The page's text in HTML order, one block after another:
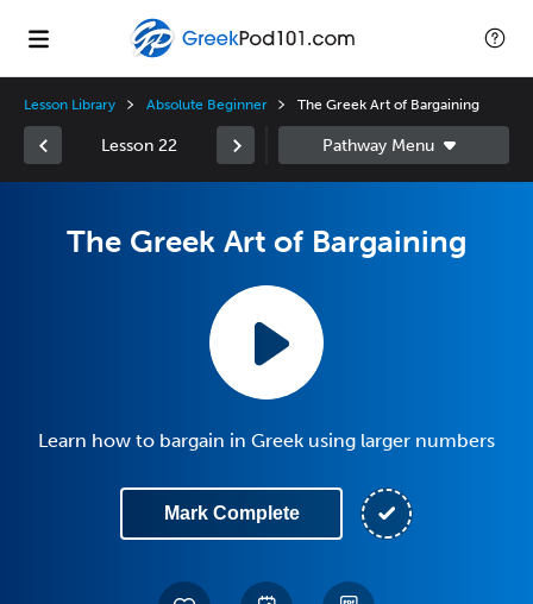
Lesson Library Absolute Beginner The Greek Art of Bargaining
Lesson 22
The Greek Art of Bargaining
Learn how to bargain in Greek using larger numbers
Mark Complete